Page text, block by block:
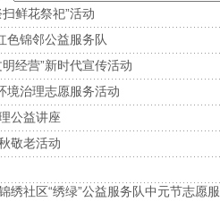
鲜花祭祀”活动
色锦邻公益服务队
经营”新时代宣传活动
境治理志愿服务活动
公益讲座
敬老活动
社区“绣绿”公益服务队中元节志愿服